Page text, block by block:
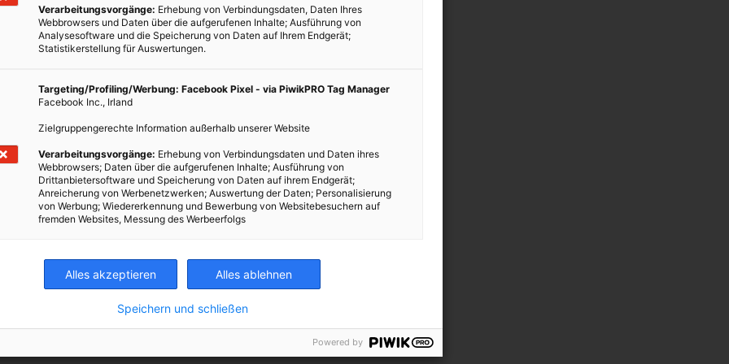
zu sechs Stunden Strom versorgt. Mit einer übersichtlichen
variablen Geschwindigkeit bis zu 40 km/h hat der Rigitrac SKE
Award 2018“ erhalten. Schon dieses Jahr soll das
sepp.ch/ © Fotos: Sepp Knüsel AG
rund um den Einsatz von Solarenergie, Windkraft
zur Förderung der Sicherheit im Straßenverkehr. Mit folgenden
mehr Artikel in diesem Themenbereich für Einsteiger bis zu
48 Elektrobusse ins Rennen
Bau und Materialumschlag nicht Halt
Verarbeitungsvorgänge: Erhebung von Verbindungsdaten, Daten Ihres
Webbrowsers und Daten über die aufgerufenen Inhalte; Ausführung von
Analysesoftware und die Speicherung von Daten auf Ihrem Endgerät;
Statistikerstellung für Auswertungen.
Targeting/Profiling/Werbung: Facebook Pixel - via PiwikPRO Tag Manager
Facebook Inc., Irland
Zielgruppengerechte Information außerhalb unserer Website
Verarbeitungsvorgänge: Erhebung von Verbindungsdaten und Daten ihres
Webbrowsers; Daten über die aufgerufenen Inhalte; Ausführung von
Drittanbietersoftware und Speicherung von Daten auf ihrem Endgerät;
Anreicherung von Werbenetzwerken; Auswertung der Daten; Personalisierung
von Werbung; Wiedererkennung und Bewerbung von Websitebesuchern auf
fremden Websites, Messung des Werbeerfolgs
Alles akzeptieren Alles ablehnen
Speichern und schließen
Powered by